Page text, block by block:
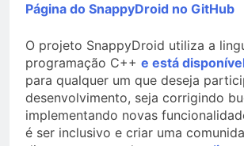
Página do SnappyDroid no GitHub
O projeto SnappyDroid utiliza a
programação C++ e está
para qualquer um que deseja
desenvolvimento, seja corrigindo
implementando novas
é ser inclusivo e criar uma